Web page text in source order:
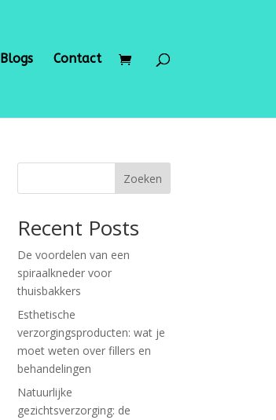
Blogs Contact
Zoeken
Recent Posts
De voordelen van een
spiraalkneder voor
thuisbakkers
Esthetische
verzorgingsproducten: wat je
moet weten over fillers en
behandelingen
Natuurlijke
gezichtsverzorging: de